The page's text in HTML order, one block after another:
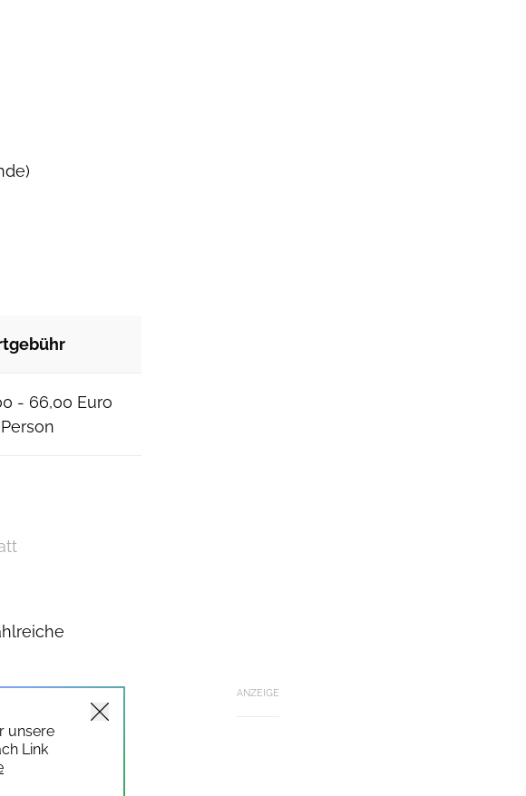
- 66,00 Euro
ANZEIGE
unsere
Link